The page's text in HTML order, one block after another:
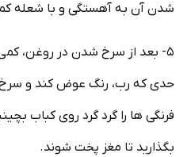
شدن آن به آهستگی و با شعله
۵- بعد از سرخ شدن در روغن،
حدی که رب، رنگ عوض کند و
فرنگی ها را گرد گرد روی کباب
بگذارید تا مغز پخت شوند.